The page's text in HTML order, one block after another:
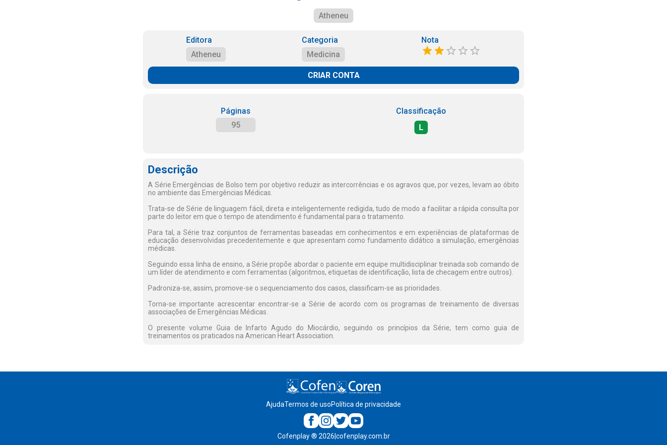
Atheneu
Editora
Atheneu
Categoria
Medicina
Nota
CRIAR CONTA
Páginas
95
Classificação
L
Descrição
A Série Emergências de Bolso tem por objetivo reduzir as intercorrências e os agravos que, por vezes, levam ao óbito
no ambiente das Emergências Médicas.
Trata-se de Série de linguagem fácil, direta e inteligentemente redigida, tudo de modo a facilitar a rápida consulta por
parte do leitor em que o tempo de atendimento é fundamental para o tratamento.
Para tal, a Série traz conjuntos de ferramentas baseadas em conhecimentos e em experiências de plataformas de
educação desenvolvidas precedentemente e que apresentam como fundamento didático a simulação, emergências
médicas.
Seguindo essa linha de ensino, a Série propõe abordar o paciente em equipe multidisciplinar treinada sob comando de
um líder de atendimento e com ferramentas (algoritmos, etiquetas de identificação, lista de checagem entre outros).
Padroniza-se, assim, promove-se o sequenciamento dos casos, classificam-se as prioridades.
Torna-se importante acrescentar encontrar-se a Série de acordo com os programas de treinamento de diversas
associações de Emergências Médicas.
O presente volume Guia de Infarto Agudo do Miocárdio, seguindo os princípios da Série, tem como guia de
treinamentos os praticados na American Heart Association.
AjudaTermos de usoPolítica de privacidade
Cofenplay® 2026 cofenplay.com.br